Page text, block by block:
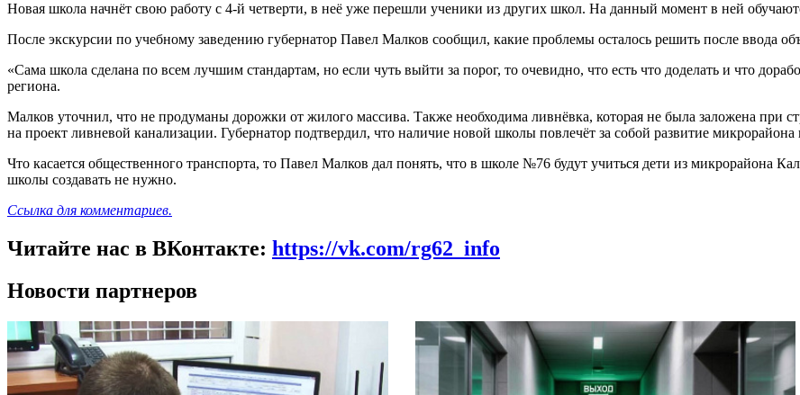
Новая школа начнёт свою работу с 4-й четверти, в неё уже перешли ученики из других школ. На данный момент в ней
После экскурсии по учебному заведению губернатор Павел Малков сообщил, какие проблемы осталось решить после ввода
«Сама школа сделана по всем лучшим стандартам, но если чуть выйти за порог, то очевидно, что есть что доделать и что
региона.
Малков уточнил, что не продуманы дорожки от жилого массива. Также необходима ливнёвка, которая не была заложена при
на проект ливневой канализации. Губернатор подтвердил, что наличие новой школы повлечёт за собой развитие микрорайона
Что касается общественного транспорта, то Павел Малков дал понять, что в школе №76 будут учиться дети из микрорайона
школы создавать не нужно.
Ссылка для комментариев.
Читайте нас в ВКонтакте: https://vk.com/rg62_info
Новости партнеров